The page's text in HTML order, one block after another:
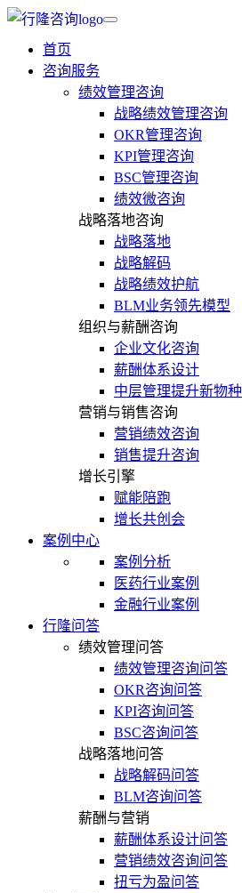
首页
咨询服务
绩效管理咨询
战略绩效管理咨询
OKR管理咨询
KPI管理咨询
BSC管理咨询
绩效微咨询
战略落地咨询
战略落地
战略解码
战略绩效护航
BLM业务领先模型
组织与薪酬咨询
企业文化咨询
薪酬体系设计
中层管理提升新物种
营销与销售咨询
营销绩效咨询
销售提升咨询
增长引擎
赋能陪跑
增长共创会
案例中心
案例分析
医药行业案例
金融行业案例
行隆问答
绩效管理问答
绩效管理咨询问答
OKR咨询问答
KPI咨询问答
BSC咨询问答
战略落地问答
战略解码问答
BLM咨询问答
薪酬与营销
薪酬体系设计问答
营销绩效咨询问答
扭亏为盈问答